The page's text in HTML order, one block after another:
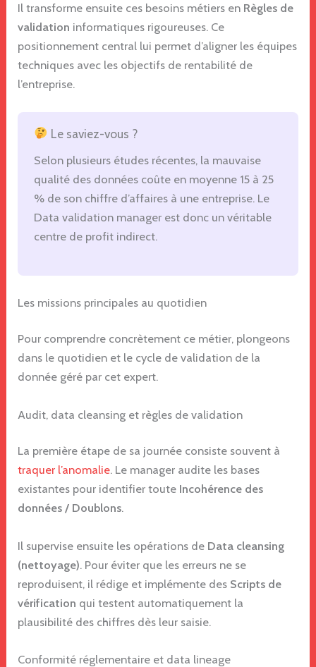
Il transforme ensuite ces besoins métiers en Règles de
validation informatiques rigoureuses. Ce
positionnement central lui permet d’aligner les équipes
techniques avec les objectifs de rentabilité de
l’entreprise.
Le saviez-vous ?
Selon plusieurs études récentes, la mauvaise
qualité des données coûte en moyenne 15 à 25
% de son chiffre d’affaires à une entreprise. Le
Data validation manager est donc un véritable
centre de profit indirect.
Les missions principales au quotidien
Pour comprendre concrètement ce métier, plongeons
dans le quotidien et le cycle de validation de la
donnée géré par cet expert.
Audit, data cleansing et règles de validation
La première étape de sa journée consiste souvent à
traquer l’anomalie. Le manager audite les bases
existantes pour identifier toute Incohérence des
données / Doublons.
Il supervise ensuite les opérations de Data cleansing
(nettoyage). Pour éviter que les erreurs ne se
reproduisent, il rédige et implémente des Scripts de
vérification qui testent automatiquement la
plausibilité des chiffres dès leur saisie.
Conformité réglementaire et data lineage